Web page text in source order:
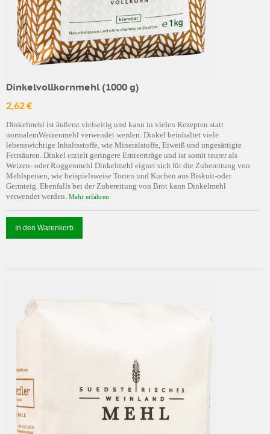
Dinkelvollkornmehl (1000 g)
2,62 €
Dinkelmehl ist äußerst vielseitig und kann in vielen Rezepten statt
normalemWeizenmehl verwendet werden. Dinkel beinhaltet viele
lebenswichtige Inhaltsstoffe, wie Mineralstoffe, Eiweiß und ungesättigte
Fettsäuren. Dinkel erzielt geringere Ernteerträge und ist somit teurer als
Weizen- oder Roggenmehl Dinkelmehl eignet sich für die Zubereitung von
Mehlspeisen, wie beispielsweise Torten und Kuchen aus Biskuit-oder
Germteig. Ebenfalls bei der Zubereitung von Brot kann Dinkelmehl
verwendet werden. Mehr erfahren
In den Warenkorb